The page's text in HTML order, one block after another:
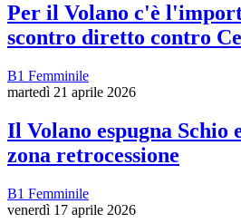
Per il Volano c'è
scontro diretto contro
B1 Femminile
martedì 21 aprile 2026
Il Volano espugna Schio
zona retrocessione
B1 Femminile
venerdì 17 aprile 2026